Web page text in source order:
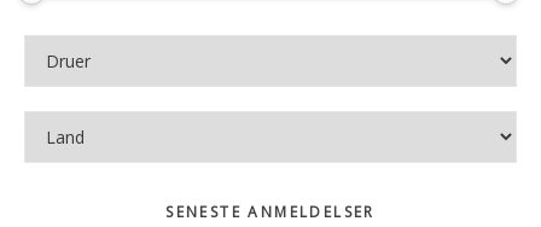
SENESTE ANMELDELSER